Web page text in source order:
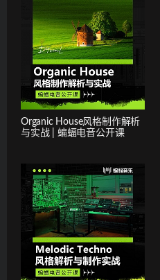
Organic House风格制作解析
与实战 | 蝙蝠电音公开课